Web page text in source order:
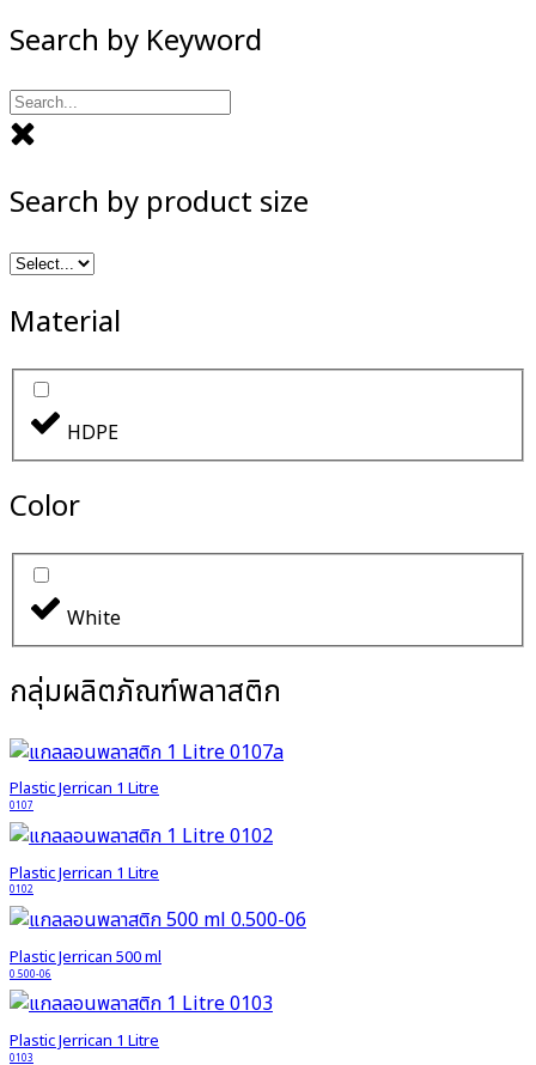
Search by Keyword
Search by product size
Material
HDPE
Color
White
กลุ่มผลิตภัณฑ์พลาสติก
Plastic Jerrican 1 Litre
0107
Plastic Jerrican 1 Litre
0102
Plastic Jerrican 500 ml
0.500-06
Plastic Jerrican 1 Litre
0103